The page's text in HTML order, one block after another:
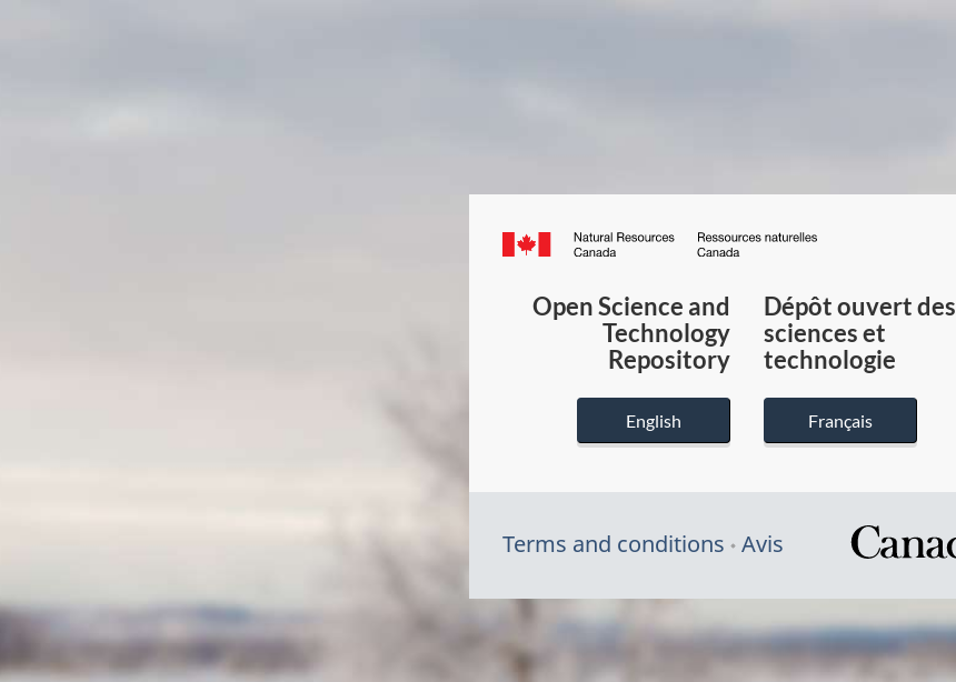
Canada.ca
du
Canada
Open Science and
Technology
Repository
English
Dépôt ouvert des
sciences et
technologie
Français
Terms and conditions Avis